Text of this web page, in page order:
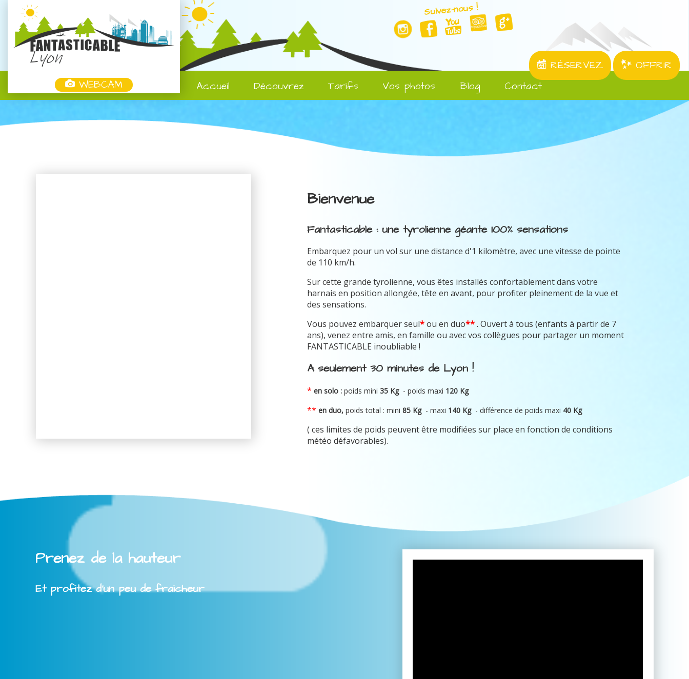
WEBCAM
Suivez-nous !
RÉSERVEZ
OFFRIR
Accueil
Découvrez Tarifs Vos photos Blog Contact
Bienvenue
Fantasticable : une tyrolienne géante 100% sensations
Embarquez pour un vol sur une distance d'1 kilomètre, avec une vitesse de pointe
de 110 km/h.
Sur cette grande tyrolienne, vous êtes installés confortablement dans votre
harnais en position allongée, tête en avant, pour profiter pleinement de la vue et
des sensations.
Vous pouvez embarquer seul*ou en duo**. Ouvert à tous (enfants à partir de 7
ans), venez entre amis, en famille ou avec vos collègues pour partager un moment
FANTASTICABLE inoubliable !
A seulement 30 minutes de Lyon !
*en solo : poids mini35 Kg - poids maxi 120 Kg
**en duo,poids total : mini85 Kg -maxi 140 Kg - différence de poids maxi 40 Kg
( ces limites de poids peuvent être modifiées sur place en fonction de conditions
météo défavorables).
Prenez de la hauteur
Et profitez d'un peu de fraicheur